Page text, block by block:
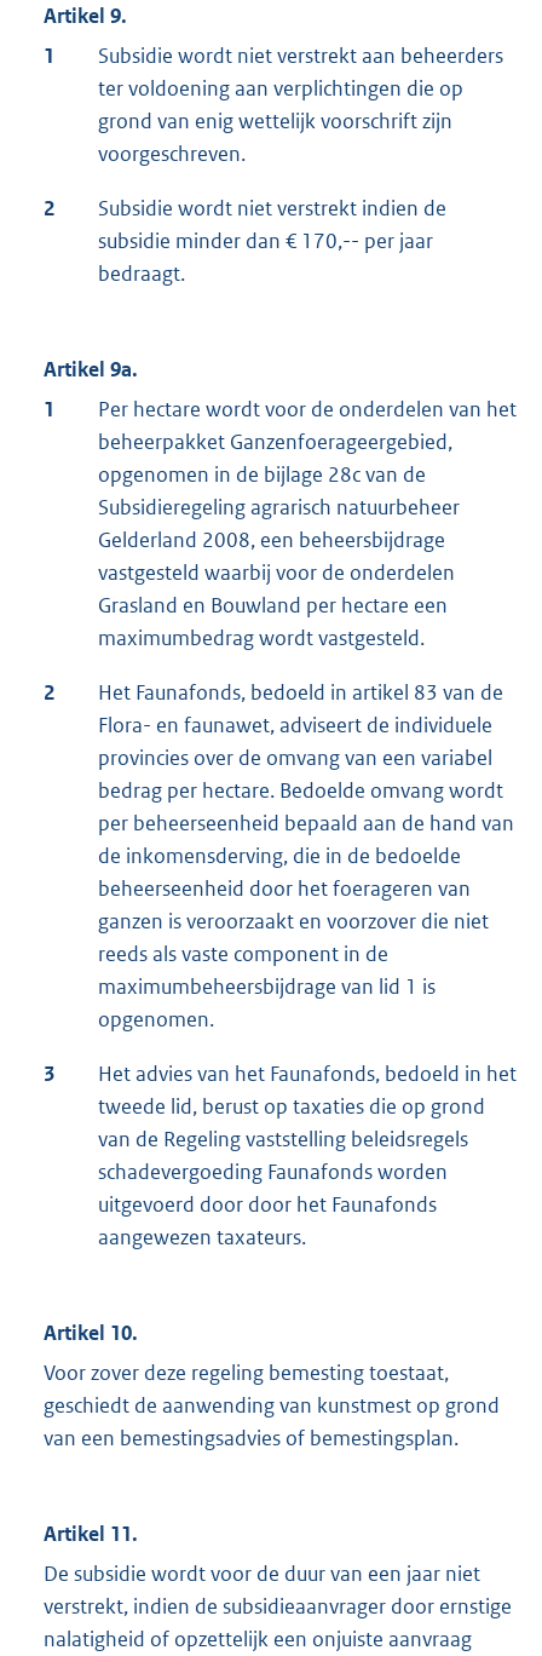
Artikel 9.
1
Subsidie wordt niet verstrekt aan beheerders
ter voldoening aan verplichtingen die op
grond van enig wettelijk voorschrift zijn
voorgeschreven.
2
Subsidie wordt niet verstrekt indien de
subsidie minder dan € 170,-- per jaar
bedraagt.
Artikel 9a.
1
Per hectare wordt voor de onderdelen van het
beheerpakket Ganzenfoerageergebied,
opgenomen in de bijlage 28c van de
Subsidieregeling agrarisch natuurbeheer
Gelderland 2008, een beheersbijdrage
vastgesteld waarbij voor de onderdelen
Grasland en Bouwland per hectare een
maximumbedrag wordt vastgesteld.
2
Het Faunafonds, bedoeld in artikel 83 van de
Flora- en faunawet, adviseert de individuele
provincies over de omvang van een variabel
bedrag per hectare. Bedoelde omvang wordt
per beheerseenheid bepaald aan de hand van
de inkomensderving, die in de bedoelde
beheerseenheid door het foerageren van
ganzen is veroorzaakt en voorzover die niet
reeds als vaste component in de
maximumbeheersbijdrage van lid 1 is
opgenomen.
3
Het advies van het Faunafonds, bedoeld in het
tweede lid, berust op taxaties die op grond
van de Regeling vaststelling beleidsregels
schadevergoeding Faunafonds worden
uitgevoerd door door het Faunafonds
aangewezen taxateurs.
Artikel 10.
Voor zover deze regeling bemesting toestaat,
geschiedt de aanwending van kunstmest op grond
van een bemestingsadvies of bemestingsplan.
Artikel 11.
De subsidie wordt voor de duur van een jaar niet
verstrekt, indien de subsidieaanvrager door ernstige
nalatigheid of opzettelijk een onjuiste aanvraag